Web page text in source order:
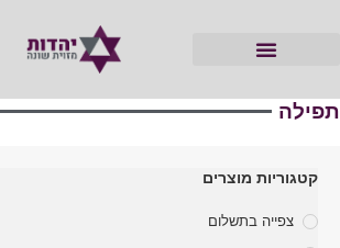
תפילה
קטגוריות מוצרים
צפייה בתשלום